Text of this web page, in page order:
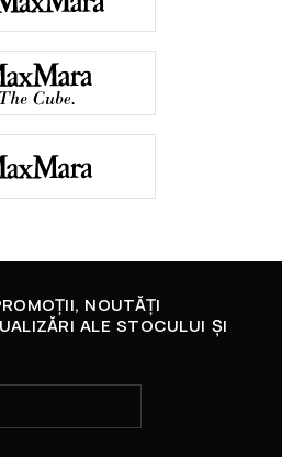
NOUTĂȚI
ALE STOCULUI ȘI